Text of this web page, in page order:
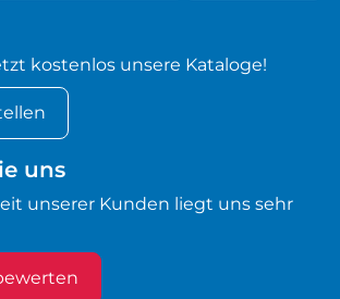
kostenlos unsere Kataloge!
uns
unserer Kunden liegt uns sehr